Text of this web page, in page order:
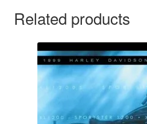
Related products